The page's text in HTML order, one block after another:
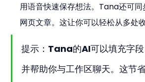
用语音快速保存想法。Tana还可
网页文章。这让你可以轻松从多处收
提示：Tana的AI可以填充字段
并帮助你与工作区聊天。这节